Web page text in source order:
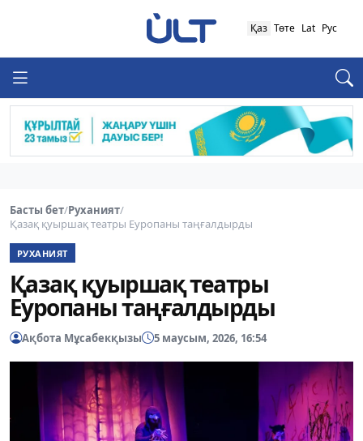
Қаз Төте Lat Рус
Басты бет/Руханият/
Қазақ қуыршақ театры Еуропаны таңғалдырды
РУХАНИЯТ
Қазақ қуыршақ театры
Еуропаны таңғалдырды
Ақбота Мұсабекқызы 5 маусым, 2026, 16:54